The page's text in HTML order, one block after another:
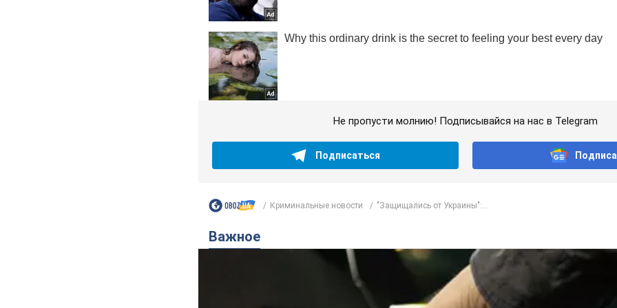
Не пропусти молнию! Подписывайся на нас в Telegram
Подписаться
Криминальные новости "Защищались от Украины":...
Важное